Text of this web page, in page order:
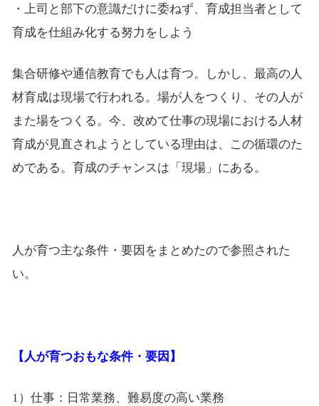
・上司と部下の意識だけに委ねず、育成担当者として
育成を仕組み化する努力をしよう
集合研修や通信教育でも人は育つ。しかし、最高の人
材育成は現場で行われる。場が人をつくり、その人が
また場をつくる。今、改めて仕事の現場における人材
育成が見直されようとしている理由は、この循環のた
めである。育成のチャンスは「現場」にある。
人が育つ主な条件・要因をまとめたので参照された
い。
【人が育つおもな条件・要因】
1）仕事：日常業務、難易度の高い業務